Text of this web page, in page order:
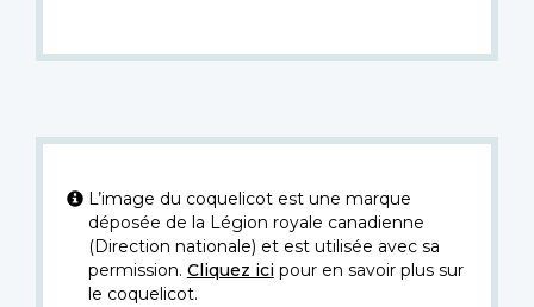
L’image du coquelicot est une marque
déposée de la Légion royale canadienne
(Direction nationale) et est utilisée avec sa
permission. Cliquez icipour en savoir plus sur
le coquelicot.